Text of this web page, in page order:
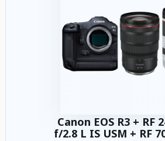
Canon EOS R3 + RF
f/2.8 L IS USM + RF